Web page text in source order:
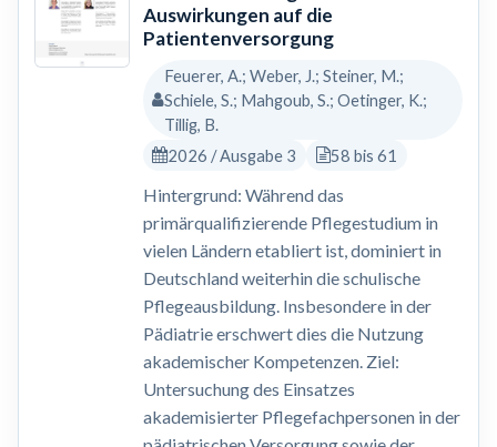
Auswirkungen auf die
Patientenversorgung
Feuerer, A.; Weber, J.; Steiner, M.;
Schiele, S.; Mahgoub, S.; Oetinger, K.;
Tillig, B.
2026 / Ausgabe 3
58 bis 61
Hintergrund: Während das
primärqualifizierende Pflegestudium in
vielen Ländern etabliert ist, dominiert in
Deutschland weiterhin die schulische
Pflegeausbildung. Insbesondere in der
Pädiatrie erschwert dies die Nutzung
akademischer Kompetenzen. Ziel:
Untersuchung des Einsatzes
akademisierter Pflegefachpersonen in der